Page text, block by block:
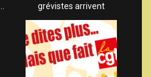
grévistes arrivent